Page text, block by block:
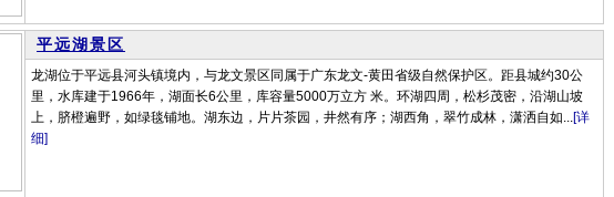
平远湖景区
龙湖位于平远县河头镇境内，与龙文景区同属于广东龙文-黄田省级自然保护区。距县城约30公
里，水库建于1966年，湖面长6公里，库容量5000万立方 米。环湖四周，松杉茂密，沿湖山坡
上，脐橙遍野，如绿毯铺地。湖东边，片片茶园，井然有序；湖西角，翠竹成林，潇洒自如...[详
细]